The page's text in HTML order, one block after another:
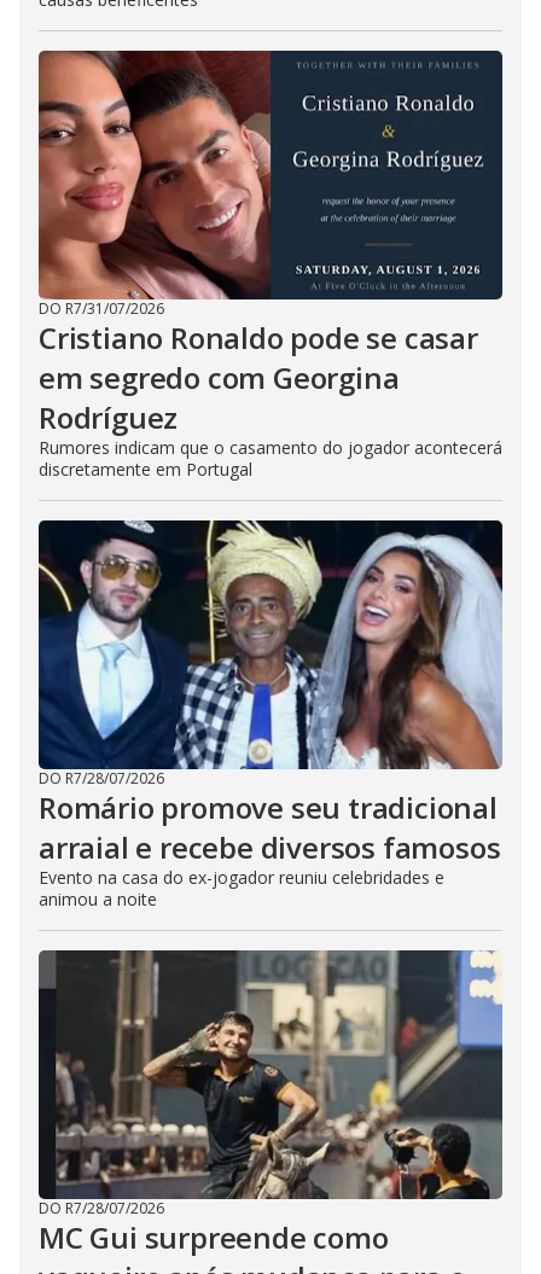
DO R7/31/07/2026
Cristiano Ronaldo pode se casar
em segredo com Georgina
Rodríguez
Rumores indicam que o casamento do jogador acontecerá
discretamente em Portugal
DO R7/28/07/2026
Romário promove seu tradicional
arraial e recebe diversos famosos
Evento na casa do ex-jogador reuniu celebridades e
animou a noite
DO R7/28/07/2026
MC Gui surpreende como